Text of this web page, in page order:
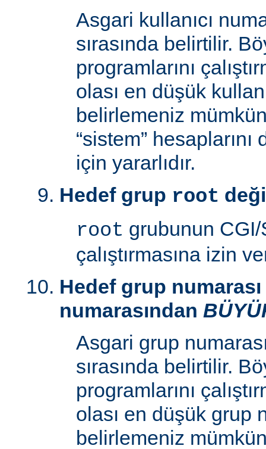
Asgari kullanıcı
sırasında belirtilir.
programlarını
olası en düşük
belirlemeniz mümkün
“sistem”
için yararlıdır.
Hedef grup root
root grubunun CGI/
çalıştırmasına izin
Hedef grup
numarasından
Asgari grup
sırasında belirtilir.
programlarını
olası en düşük grup
belirlemeniz mümkün